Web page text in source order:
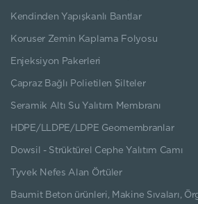
Kendinden Yapışkanlı Bantlar
Koruser Zemin Kaplama Folyosu
Enjeksiyon Pakerleri
Çapraz Bağlı Polietilen Şilteler
Seramik Altı Su Yalıtım Membranı
HDPE/LLDPE/LDPE Geomembranlar
Dowsil - Strüktürel Cephe Yalıtım Camı
Tyvek Nefes Alan Örtüler
Baumit Beton ürünleri, Makine Sıvaları,